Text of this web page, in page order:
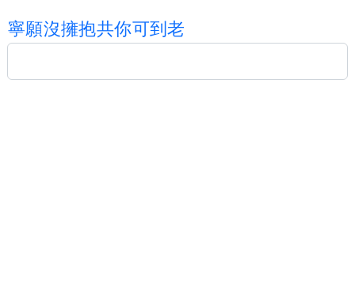
寧願沒擁抱共你可到 老